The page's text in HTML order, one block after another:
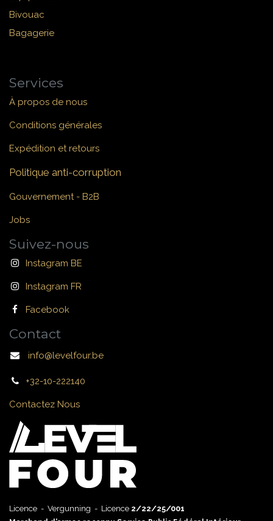
Bivouac
Bagagerie
Services
À propos de nous
Conditions générales
Expédition et retours
Politique anti-corruption
Gouvernement - B2B
Jobs
Suivez-nous
Instagram BE
Instagram FR
Facebook
Contact
info@levelfour.be
+32-10-222140
Contactez Nous
Licence - Vergunning - Licence 2/22/25/001